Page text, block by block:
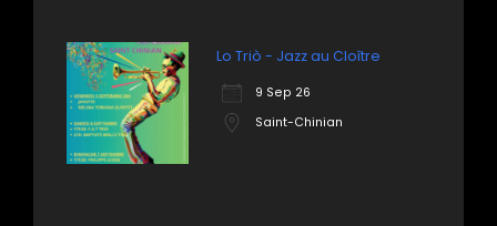
Lo Triò - Jazz au Cloître
9 Sep 26
Saint-Chinian